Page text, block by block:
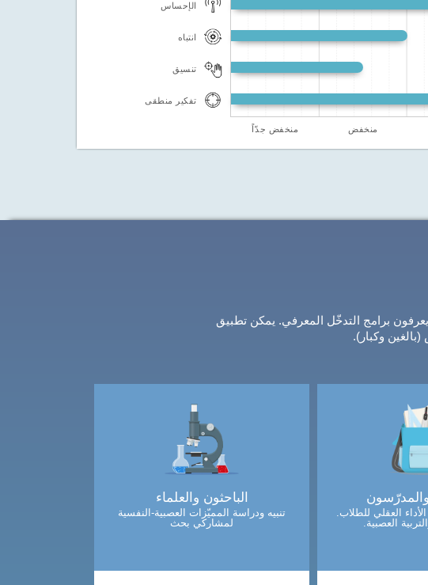
الإحساس
انتباه
تنسيق
تفكير منطقى
منخفض جدّاً منخفض
برامج التدخّل المعرفي. يمكن تطبيق
وكبار).
العقلي للطلاب.
العصبية.
الباحثون والعلماء
تنبيه ودراسة المميّزات العصبية-النفسية
لمشاركي بحث